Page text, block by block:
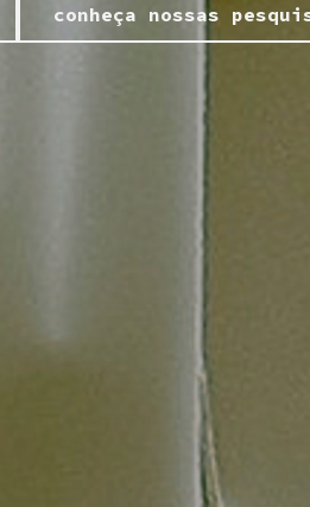
conheça nossas